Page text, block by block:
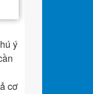
ý
cơ